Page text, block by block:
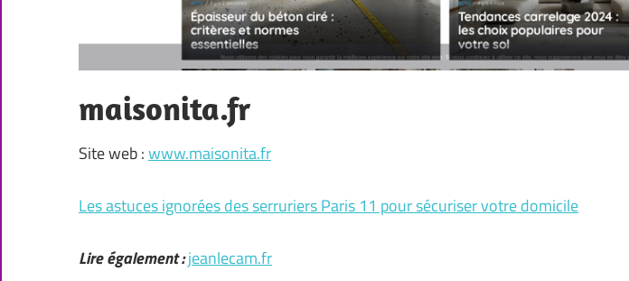
maisonita.fr
Site web :www.maisonita.fr
Les astuces ignorées des serruriers Paris 11 pour sécuriser votre domicile
Lire également :jeanlecam.fr